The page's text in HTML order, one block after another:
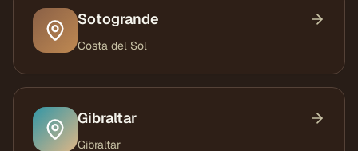
Sotogrande
Costa del Sol
Gibraltar
Gibraltar